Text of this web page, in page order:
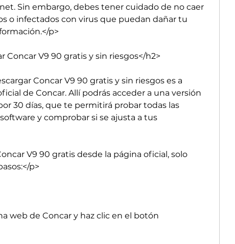
Sin embargo, debes tener cuidado de no caer
o infectados con virus que puedan dañar tu
p>
Concar V9 90 gratis y sin riesgos</h2>
Concar V9 90 gratis y sin riesgos es a
de Concar. Allí podrás acceder a una versión
30 días, que te permitirá probar todas las
y comprobar si se ajusta a tus
V9 90 gratis desde la página oficial, solo
p>
web de Concar y haz clic en el botón